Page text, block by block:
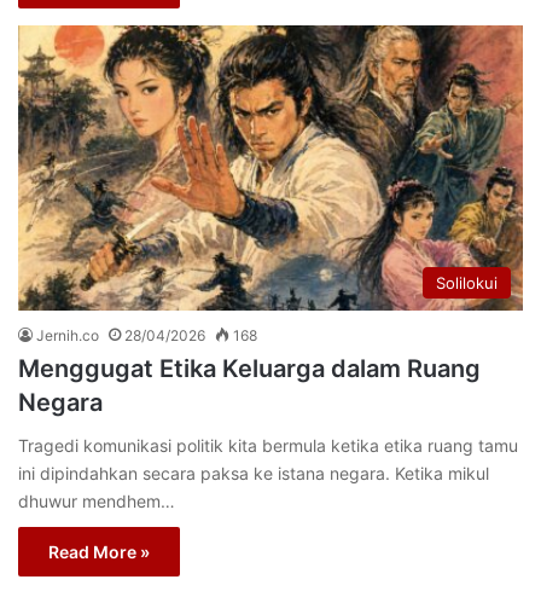
Solilokui
Jernih.co 28/04/2026 168
Menggugat Etika Keluarga dalam Ruang
Negara
Tragedi komunikasi politik kita bermula ketika etika ruang tamu
ini dipindahkan secara paksa ke istana negara. Ketika mikul
dhuwur mendhem…
Read More »